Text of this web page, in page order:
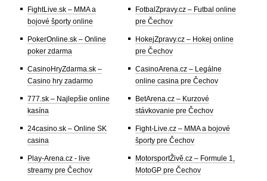
FightLive.sk – MMA a
bojové športy online
PokerOnline.sk – Online
poker zdarma
CasinoHryZdarma.sk –
Casino hry zadarmo
777.sk – Najlepšie online
kasína
24casino.sk – Online SK
casina
Play-Arena.cz - live
streamy pre Čechov
FotbalZpravy.cz – Futbal online
pre Čechov
HokejZpravy.cz – Hokej online
pre Čechov
CasinoArena.cz – Legálne
online casina pre Čechov
BetArena.cz – Kurzové
stávkovanie pre Čechov
Fight-Live.cz – MMA a bojové
športy pre Čechov
MotorsportŽivě.cz – Formule 1,
MotoGP pre Čechov